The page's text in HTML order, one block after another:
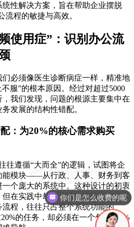
性解决方案，旨在帮助企业摆脱
流程的敏捷与高效。
使用症”：识别办公流
必须像医生诊断病症一样，精准地
服”的根本原因。经过对超过5000
我们发现，问题的根源主要集中在
发展的结构性错配。
：为20%的核心需求购买
往遵循“大而全”的逻辑，试图将企
能模块——从行政、人事、财务到客
个庞大的系统中。这种设计的初衷
在实践中却常常适得其反。企业实
程，往往只占整个系统功能的
的任务，却必须在一个包含100%
你们是怎么收费的呢